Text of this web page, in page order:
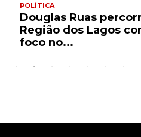
POLÍTICA
Douglas Ruas
Região dos Lagos
foco no...